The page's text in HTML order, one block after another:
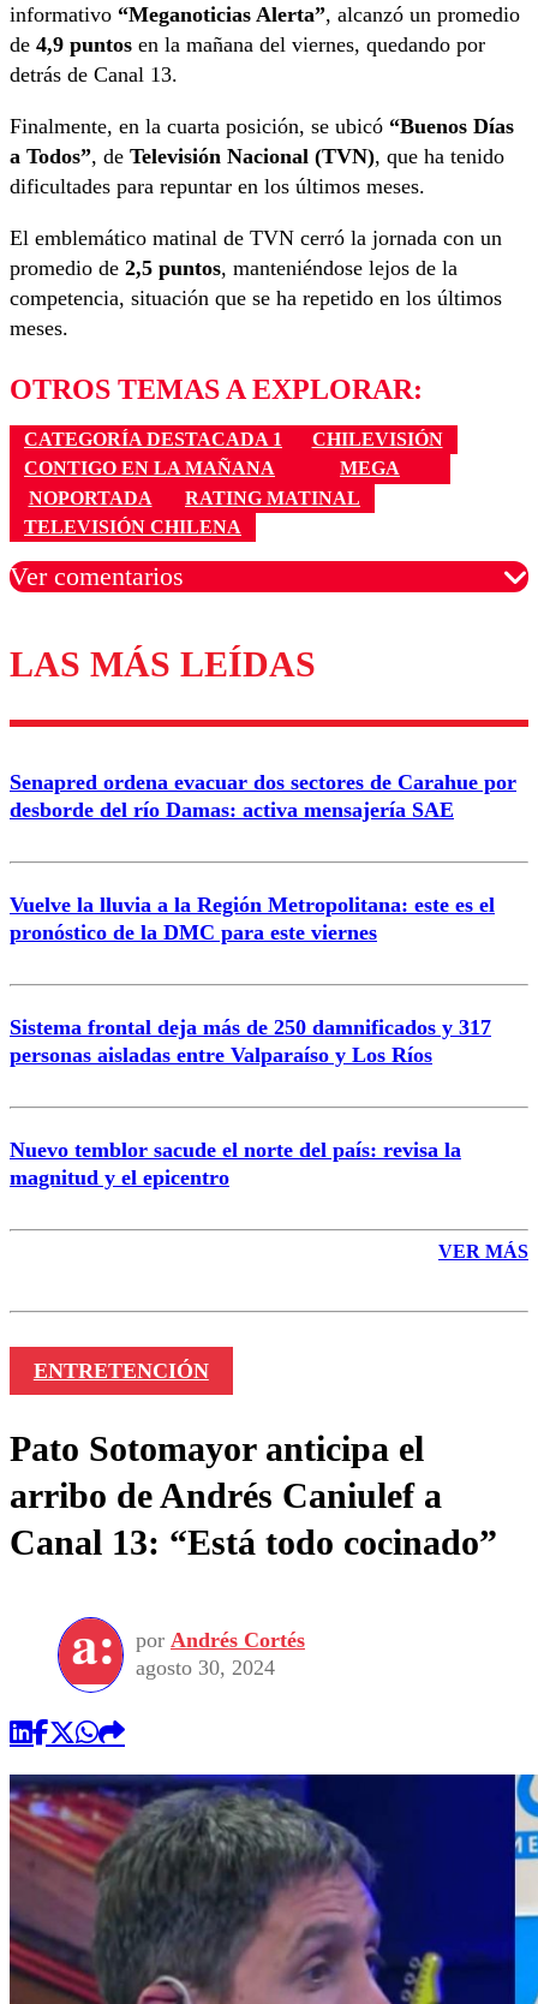
informativo “Meganoticias Alerta”, alcanzó un promedio
de 4,9 puntos en la mañana del viernes, quedando por
detrás de Canal 13.
Finalmente, en la cuarta posición, se ubicó “Buenos Días
a Todos”, de Televisión Nacional (TVN), que ha tenido
dificultades para repuntar en los últimos meses.
El emblemático matinal de TVN cerró la jornada con un
promedio de 2,5 puntos, manteniéndose lejos de la
competencia, situación que se ha repetido en los últimos
meses.
OTROS TEMAS A EXPLORAR:
CATEGORÍA DESTACADA 1
CHILEVISIÓN
CONTIGO EN LA MAÑANA
MEGA
NOPORTADA
RATING MATINAL
TELEVISIÓN CHILENA
Ver comentarios
Los comentarios son moderados para garantizar un
diálogo respetuoso.
Correo
Enviar comentario
LAS MÁS LEÍDAS
Senapred ordena evacuar dos sectores de Carahue por
desborde del río Damas: activa mensajería SAE
Vuelve la lluvia a la Región Metropolitana: este es el
pronóstico de la DMC para este viernes
Sistema frontal deja más de 250 damnificados y 317
personas aisladas entre Valparaíso y Los Ríos
Nuevo temblor sacude el norte del país: revisa la
magnitud y el epicentro
VER MÁS
ENTRETENCIÓN
Pato Sotomayor anticipa el
arribo de Andrés Caniulef a
Canal 13: “Está todo cocinado”
por Andrés Cortés
agosto 30, 2024